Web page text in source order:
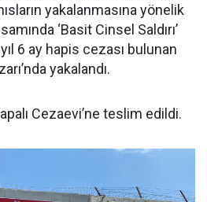
yakalanmasına yönelik
‘Basit Cinsel Saldırı’
6 ay hapis cezası bulunan
yakalandı.
Cezaevi’ne teslim edildi.